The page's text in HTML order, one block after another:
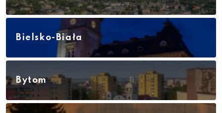
Bielsko-Biała
Bytom